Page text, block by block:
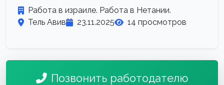
Работа в израиле. Работа в Нетании.
Тель Авив
23.11.2025 14 просмотров
Позвонить работодателю